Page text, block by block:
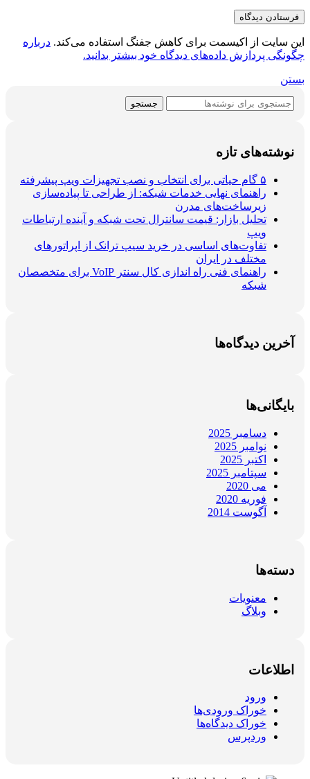
این سایت از اکیسمت برای کاهش جفنگ استفاده می‌کند. درباره
چگونگی پردازش داده‌های دیدگاه خود بیشتر بدانید.
بستن
جستجو
نوشته‌های تازه
۵ گام حیاتی برای انتخاب و نصب تجهیزات ویپ پیشرفته
راهنمای نهایی خدمات شبکه: از طراحی تا پیاده‌سازی
زیرساخت‌های مدرن
تحلیل بازار: قیمت سانترال تحت شبکه و آینده ارتباطات
ویپ
تفاوت‌های اساسی در خرید سیپ ترانک از اپراتورهای
مختلف در ایران
راهنمای فنی راه اندازی کال سنتر VoIP برای متخصصان
شبکه
آخرین دیدگاه‌ها
بایگانی‌ها
دسامبر 2025
نوامبر 2025
اکتبر 2025
سپتامبر 2025
می 2020
فوریه 2020
آگوست 2014
دسته‌ها
معنویات
وبلاگ
اطلاعات
ورود
خوراک ورودی‌ها
خوراک دیدگاه‌ها
وردپرس